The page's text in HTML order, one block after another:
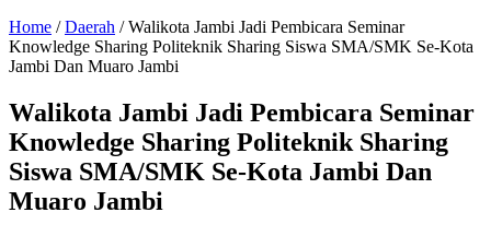
Home / Daerah / Walikota Jambi Jadi Pembicara Seminar
Knowledge Sharing Politeknik Sharing Siswa SMA/SMK Se-Kota
Jambi Dan Muaro Jambi
Walikota Jambi Jadi Pembicara Seminar
Knowledge Sharing Politeknik Sharing
Siswa SMA/SMK Se-Kota Jambi Dan
Muaro Jambi